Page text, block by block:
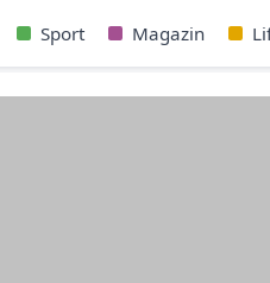
Sport Magazin